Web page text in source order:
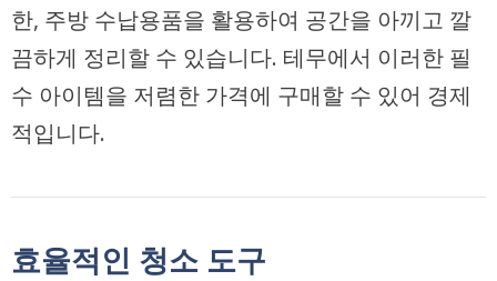
한, 주방 수납용품을 활용하여 공간을 아끼고 깔
끔하게 정리할 수 있습니다. 테무에서 이러한 필
수 아이템을 저렴한 가격에 구매할 수 있어 경제
적입니다.
효율적인 청소 도구